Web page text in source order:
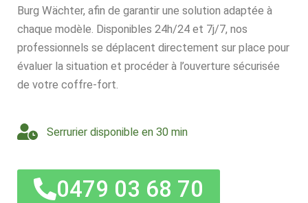
Burg Wächter, afin de garantir une solution adaptée à
chaque modèle. Disponibles 24h/24 et 7j/7, nos
professionnels se déplacent directement sur place pour
évaluer la situation et procéder à l’ouverture sécurisée
de votre coffre-fort.
Serrurier disponible en 30 min
0479 03 68 70